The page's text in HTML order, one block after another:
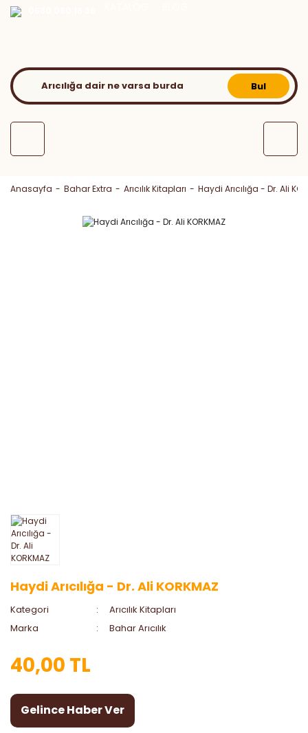
Bul
Anasayfa Bahar Extra Arıcılık Kitapları Haydi Arıcılığa - Dr. Ali
Haydi Arıcılığa - Dr. Ali KORKMAZ
Kategori
Arıcılık Kitapları
Marka
Bahar Arıcılık
40,00 TL
Gelince Haber Ver